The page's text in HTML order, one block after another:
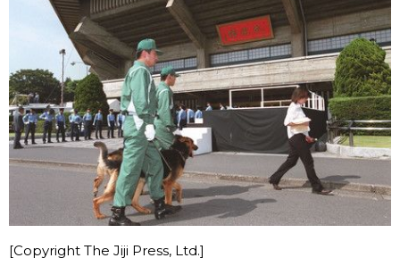
[Copyright The Jiji Press, Ltd.]